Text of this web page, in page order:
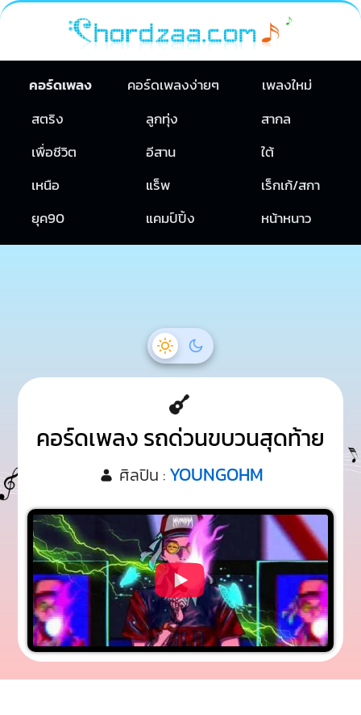
คอร์ดเพลง คอร์ดเพลงง่ายๆ
เพลงใหม่
สตริง
ลูกทุ่ง
สากล
เพื่อชีวิต
อีสาน
ใต้
เหนือ
แร็พ
เร็กเก้/สกา
ยุค90
แคมป์ปิ้ง หน้าหนาว
คอร์ดเพลง รถด่วนขบวนสุดท้าย
ศิลปิน : YOUNGOHM